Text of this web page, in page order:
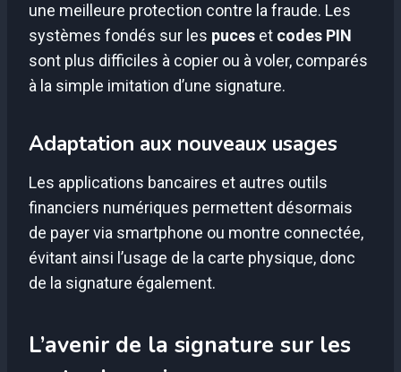
une meilleure protection contre la fraude. Les
systèmes fondés sur les puces et codes PIN
sont plus difficiles à copier ou à voler, comparés
à la simple imitation d’une signature.
Adaptation aux nouveaux usages
Les applications bancaires et autres outils
financiers numériques permettent désormais
de payer via smartphone ou montre connectée,
évitant ainsi l’usage de la carte physique, donc
de la signature également.
L’avenir de la signature sur les